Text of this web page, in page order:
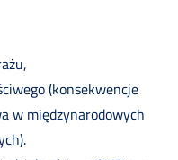
(konsekwencje
w międzynarodowych